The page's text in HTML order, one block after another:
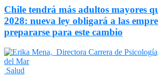
Chile tendrá más adultos mayores
2028: nueva ley obligará a las
prepararse para este cambio
Salud